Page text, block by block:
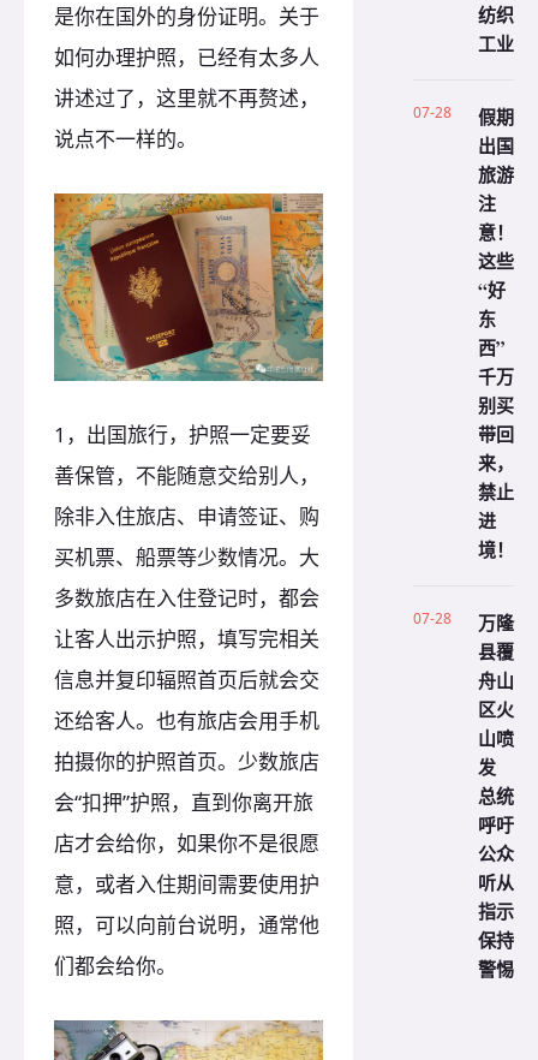
是你在国外的身份证明。关于
如何办理护照，已经有太多人
讲述过了，这里就不再赘述，
说点不一样的。
1，出国旅行，护照一定要妥
善保管，不能随意交给别人，
除非入住旅店、申请签证、购
买机票、船票等少数情况。大
多数旅店在入住登记时，都会
让客人出示护照，填写完相关
信息并复印辐照首页后就会交
还给客人。也有旅店会用手机
拍摄你的护照首页。少数旅店
会“扣押”护照，直到你离开旅
店才会给你，如果你不是很愿
意，或者入住期间需要使用护
照，可以向前台说明，通常他
们都会给你。
纺织
工业
07-28
假期
出国
旅游
注
意！
这些
“好
东
西”
千万
别买
带回
来，
禁止
进
境！
07-28
万隆
县覆
舟山
区火
山喷
发
总统
呼吁
公众
听从
指示
保持
警惕